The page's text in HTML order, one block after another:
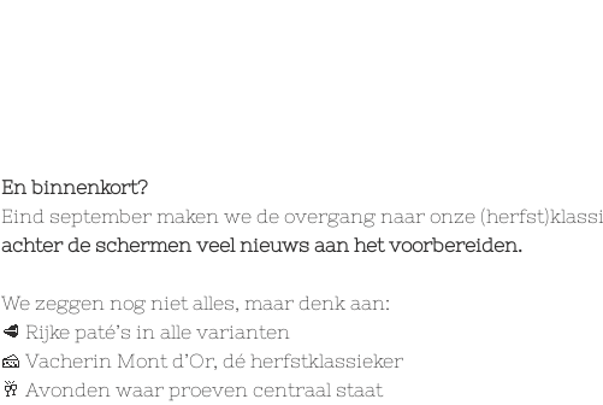
En binnenkort?
Eind september maken we de overgang naar onze
achter de schermen veel nieuws aan het voorbereiden.
We zeggen nog niet alles, maar denk aan:
🥩 Rijke paté’s in alle varianten
🧀 Vacherin Mont d’Or, dé herfstklassieker
🥂 Avonden waar proeven centraal staat